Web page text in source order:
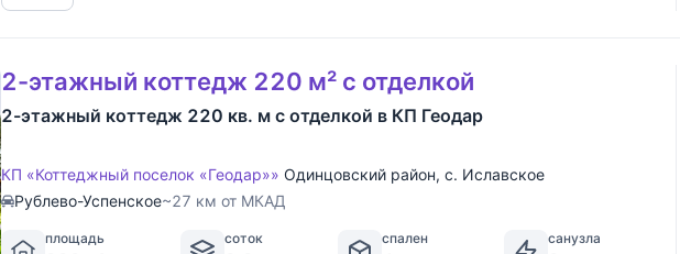
2-этажный коттедж 220 м² с отделкой
2-этажный коттедж 220 кв. м с отделкой в КП Геодар
КП «Коттеджный поселок «Геодар»» Одинцовский район, с. Иславское
Рублево-Успенское~27 км от МКАД
площадь соток спален санузла